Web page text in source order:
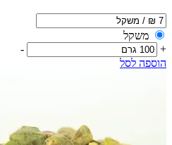
משקל
+
-
הוספה לסל